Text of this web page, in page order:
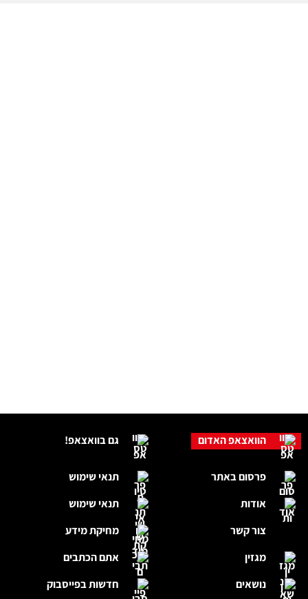
גם בוואצאפ!
תנאי שימוש
תנאי שימוש
מחיקת מידע
אתם הכתבים
חדשות בפייסבוק
הוואצאפ האדום
פרסום באתר
אודות
צור קשר
מגזין
נושאים